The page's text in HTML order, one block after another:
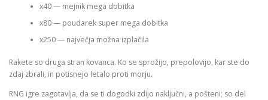
x40 — mejnik mega dobitka
x80 — poudarek super mega dobitka
x250 — največja možna izplačila
Rakete so druga stran kovanca. Ko se sprožijo, prepolovijo, kar ste do
zdaj zbrali, in potisnejo letalo proti morju.
RNG igre zagotavlja, da se ti dogodki zdijo naključni, a pošteni; so del